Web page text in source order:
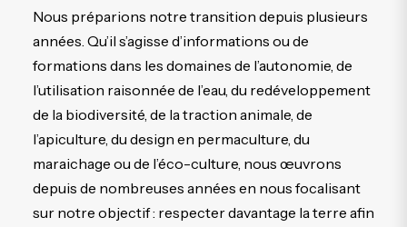
Nous préparions notre transition depuis plusieurs
années. Qu’il s’agisse d’informations ou de
formations dans les domaines de l’autonomie, de
l’utilisation raisonnée de l’eau, du redéveloppement
de la biodiversité, de la traction animale, de
l’apiculture, du design en permaculture, du
maraichage ou de l’éco-culture, nous œuvrons
depuis de nombreuses années en nous focalisant
sur notre objectif : respecter davantage la terre afin